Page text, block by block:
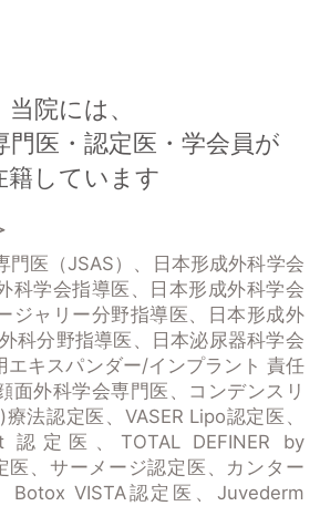
当院には、
門医・認定医・学会員が
籍しています
門医（JSAS）、日本形成外科学会
科学会指導医、日本形成外科学会
ジャリー分野指導医、日本形成外
科分野指導医、日本泌尿器科学会
エキスパンダー/インプラント 責任
面外科学会専門医、コンデンスリ
法認定医、VASER Lipo認定医、
認定医、TOTAL DEFINER by
医、サーメージ認定医、カンター
Botox VISTA認定医、Juvederm